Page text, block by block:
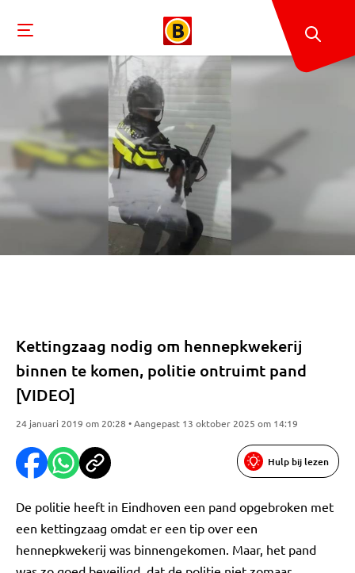
Kettingzaag nodig om hennepkwekerij
binnen te komen, politie ontruimt pand
[VIDEO]
24 januari 2019 om 20:28 • Aangepast 13 oktober 2025 om 14:19
Hulp bij lezen
De politie heeft in Eindhoven een pand opgebroken met
een kettingzaag omdat er een tip over een
hennepkwekerij was binnengekomen. Maar, het pand